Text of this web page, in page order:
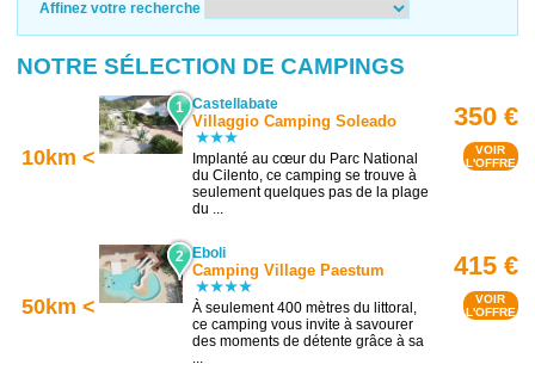
Affinez votre recherche
NOTRE SÉLECTION DE CAMPINGS
10km <
1 Castellabate
Villaggio Camping Soleado
Implanté au cœur du Parc National
du Cilento, ce camping se trouve à
seulement quelques pas de la plage
du ...
350 €
VOIR
L'OFFRE
50km <
2 Eboli
Camping Village Paestum
À seulement 400 mètres du littoral,
ce camping vous invite à savourer
des moments de détente grâce à sa
...
415 €
VOIR
L'OFFRE